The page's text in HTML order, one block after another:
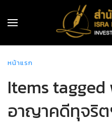
หน้าแรก
Items tagged
อาญาคดีทุจริ